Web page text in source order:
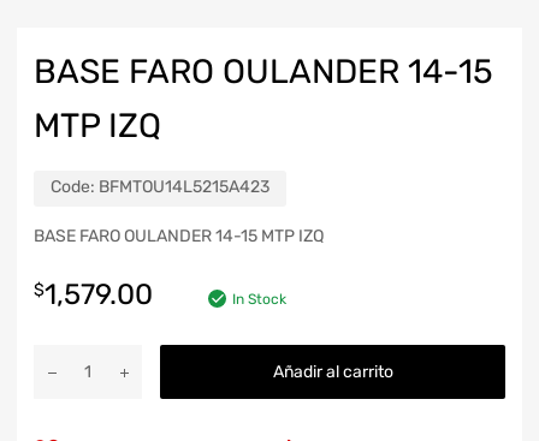
BASE FARO OULANDER 14-15
MTP IZQ
Code: BFMTOU14L5215A423
BASE FARO OULANDER 14-15 MTP IZQ
$1,579.00 In Stock
Añadir al carrito